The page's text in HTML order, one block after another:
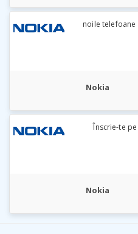
noile telefoane
Nokia
Înscrie-te
Nokia